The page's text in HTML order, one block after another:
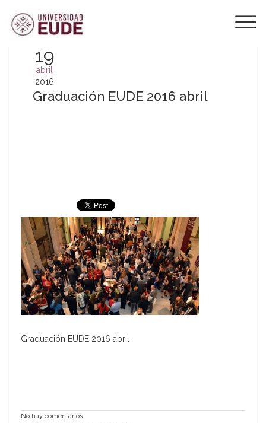
19
abril
2016
Graduación EUDE 2016 abril
Graduación EUDE 2016 abril
No hay comentarios